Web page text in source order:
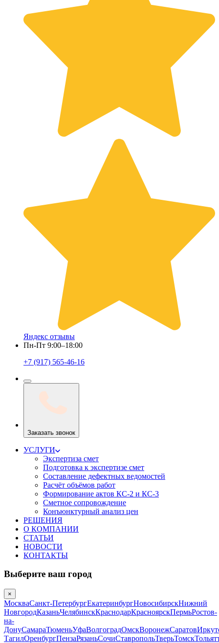
Яндекс отзывы
Пн-Пт 9:00–18:00
+7 (917) 565-46-16
Заказать звонок
УСЛУГИ
Экспертиза смет
Подготовка к экспертизе смет
Составление дефектных ведомостей
Расчёт объёмов работ
Формирование актов КС-2 и КС-3
Сметное сопровождение
Конъюнктурный анализ цен
РЕШЕНИЯ
О КОМПАНИИ
СТАТЬИ
НОВОСТИ
КОНТАКТЫ
Выберите ваш город
×
МоскваСанкт-ПетербургЕкатеринбургНовосибирскНижний
НовгородКазаньЧелябинскКраснодарКрасноярскПермьРостов-
на-
ДонуСамараТюменьУфаВолгоградОмскВоронежСаратов
ТагилОренбургПензаРязаньСочиСтавропольТверьТомск